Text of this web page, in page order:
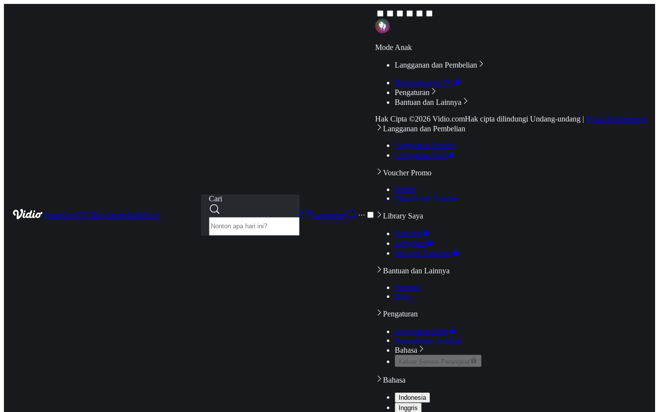
HomeLiveTV ShowSportsKidsNews
Cari
Langganan
···
Mode Anak
Langganan dan Pembelian
Hubungkan ke TV
Pengaturan
Bantuan dan Lainnya
Hak Cipta ©2026 Vidio.comHak cipta dilindungi Undang-undang | Syarat & Ketentuan
Langganan dan Pembelian
Langganan Premier
Langganan Aktif
Voucher Promo
Promo
Pakai Kode Voucher
Library Saya
Daftarku
Mengikuti
Riwayat Tontonan
Bantuan dan Lainnya
Bantuan
Blog
Pengaturan
Pengaturan Akun
Pemeriksaan Jaringan
Bahasa
Keluar Semua Perangkat
Bahasa
Indonesia
Inggris